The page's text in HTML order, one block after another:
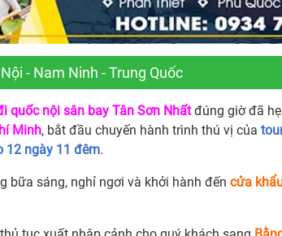
- Nam Ninh - Trung Quốc
quốc nội sân bay Tân Sơn Nhấtđúng giờ đã
Minh, bắt đầu chuyến hành trình thú vị của
12 ngày 11 đêm.
bữa sáng, nghỉ ngơi và khởi hành đến cửa